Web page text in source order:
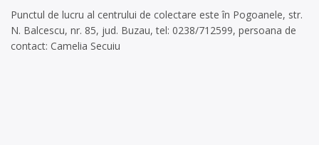
Punctul de lucru al centrului de colectare este în Pogoanele, str.
N. Balcescu, nr. 85, jud. Buzau, tel: 0238/712599, persoana de
contact: Camelia Secuiu